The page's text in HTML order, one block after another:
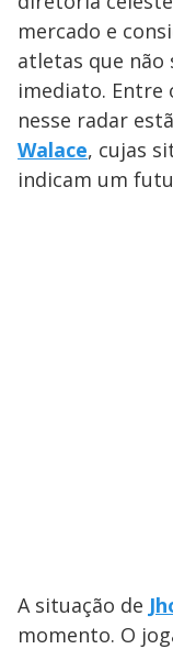
mercado e
atletas que não
imediato. Entre
nesse radar
Walace, cujas
indicam um
A situação de
momento. O